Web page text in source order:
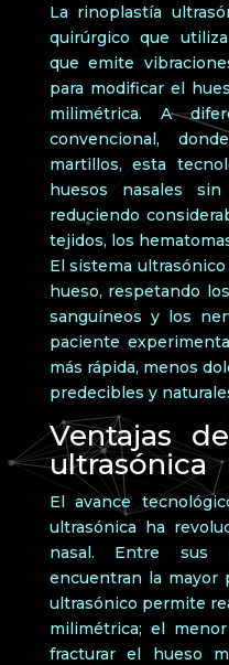
La rinoplastía
quirúrgico que
que emite
para modificar el
milimétrica. A
convencional,
martillos, esta
huesos nasales sin
reduciendo
tejidos, los
El sistema
hueso, respetando
sanguíneos y los
paciente
más rápida, menos
predecibles y
Ventajas
ultrasónica
El avance
ultrasónica ha
nasal. Entre sus
encuentran la mayor
ultrasónico permite
milimétrica; el
fracturar el hueso